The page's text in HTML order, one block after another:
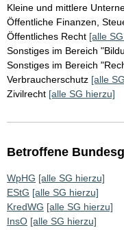
Kleine und mittlere
Öffentliche Finanzen,
Öffentliches Recht [alle
Sonstiges im Bereich
Sonstiges im Bereich
Verbraucherschutz [alle
Zivilrecht [alle SG hierzu]
Betroffene
WpHG [alle SG hierzu]
EStG [alle SG hierzu]
KredWG [alle SG hierzu]
InsO [alle SG hierzu]